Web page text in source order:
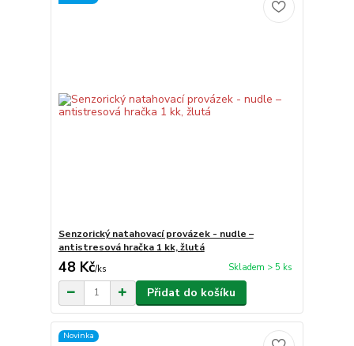
Senzorický natahovací provázek - nudle –
antistresová hračka 1 kk, žlutá
48 Kč/ks Skladem > 5 ks
Přidat do košíku
Novinka